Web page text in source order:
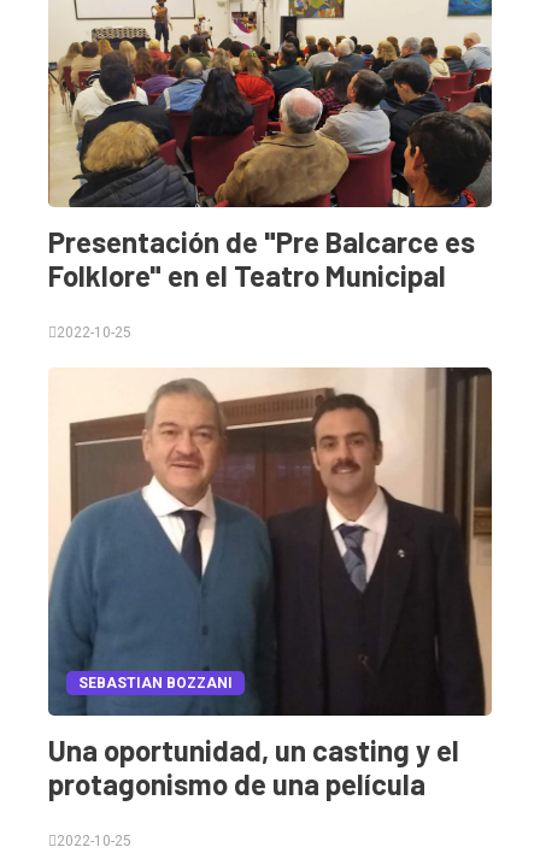
General
Política
Entrevistas
Rural
Deportes
Fúnebres
Empresa
Contacto
Presentación de "Pre Balcarce es
Folklore" en el Teatro Municipal
2022-10-25
SEBASTIAN BOZZANI
Una oportunidad, un casting y el
protagonismo de una película
2022-10-25